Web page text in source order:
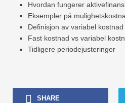
Hvordan fungerer
Eksempler på
Definisjon av variabel
Fast kostnad vs variabel
Tidligere periodejusteringer
SHARE